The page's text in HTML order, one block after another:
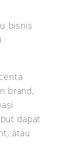
bisnis
brand,
dapat
atau